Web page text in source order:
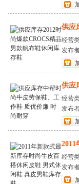
供应
经营
发布
供应
经营
发布
2011
经营
发布